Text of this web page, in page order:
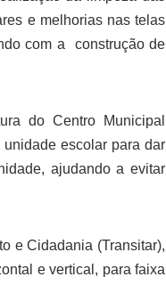
e melhorias nas telas
com a construção de
do Centro Municipal
escolar para dar
ajudando a evitar
e Cidadania (Transitar),
e vertical, para faixa